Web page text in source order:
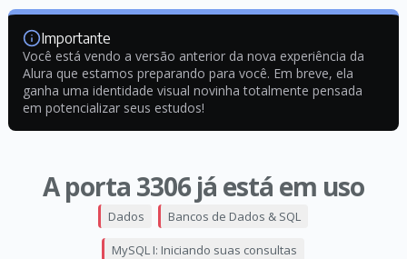
Importante
Você está vendo a versão anterior da nova experiência da
Alura que estamos preparando para você. Em breve, ela
ganha uma identidade visual novinha totalmente pensada
em potencializar seus estudos!
A porta 3306 já está em uso
Dados Bancos de Dados & SQL
MySQL I: Iniciando suas consultas